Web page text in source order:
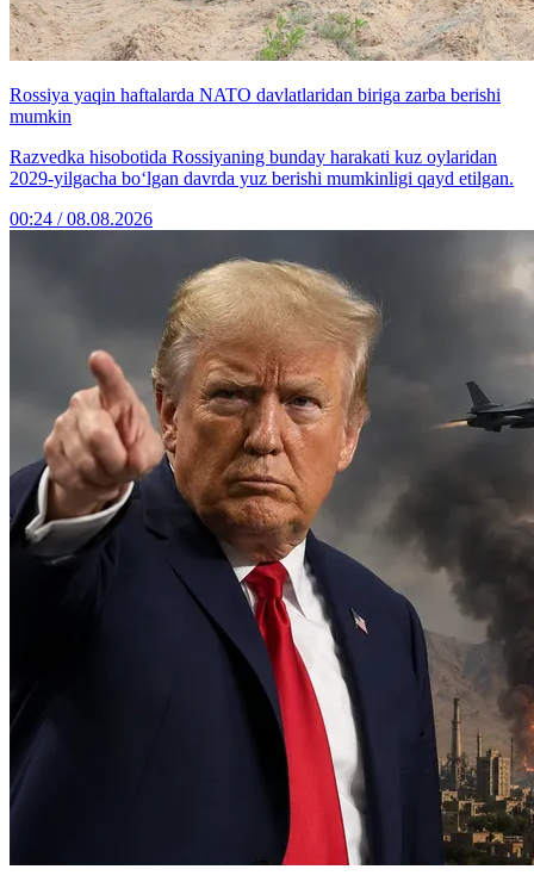
Rossiya yaqin haftalarda NATO davlatlaridan biriga zarba berishi
mumkin
Razvedka hisobotida Rossiyaning bunday harakati kuz oylaridan
2029-yilgacha bo‘lgan davrda yuz berishi mumkinligi qayd etilgan.
00:24 / 08.08.2026